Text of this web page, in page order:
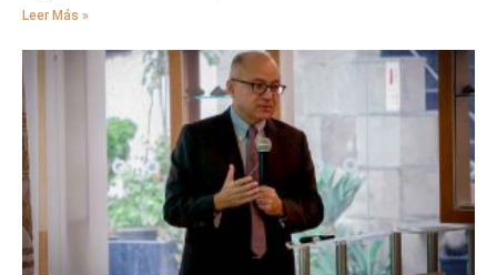
Leer Más »